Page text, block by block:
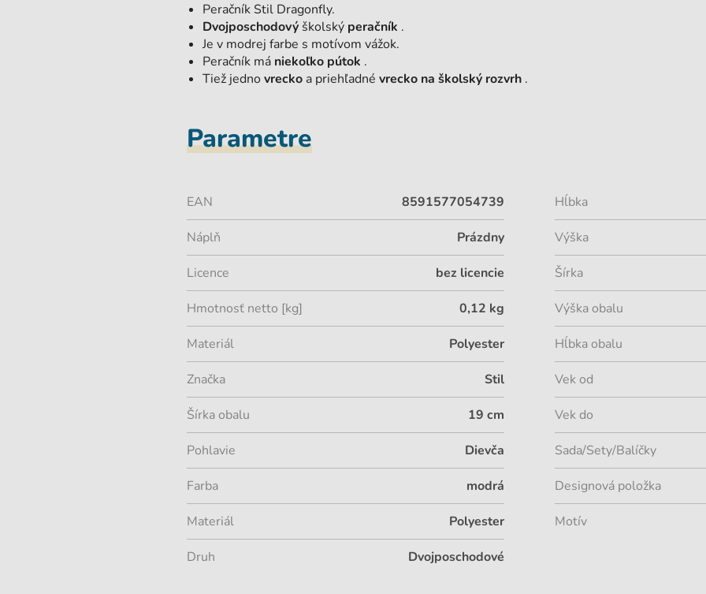
Peračník Stil Dragonfly.
Dvojposchodový školský peračník .
Je v modrej farbe s motívom vážok.
Peračník má niekoľko pútok .
Tiež jednovrecko a priehľadné vrecko na školský rozvrh .
Parametre
EAN 8591577054739
Náplň Prázdny
Licence bez licencie
Hmotnosť netto [kg] 0,12 kg
Materiál Polyester
Značka Stil
Šírka obalu 19 cm
Pohlavie Dievča
Farba modrá
Materiál Polyester
Druh Dvojposchodové
Hĺbka
Výška
Šírka
Výška obalu
Hĺbka obalu
Vek od
Vek do
Sada/Sety/Balíčky
Designová položka
Motív